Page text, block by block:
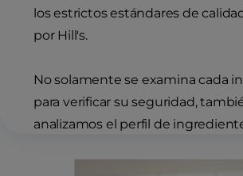
los estrictos estándares de
por Hill's.
No solamente se examina cada
para verificar su seguridad,
analizamos el perfil de